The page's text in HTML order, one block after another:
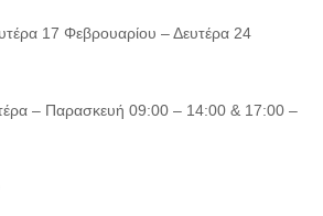
17 Φεβρουαρίου – Δευτέρα 24
– Παρασκευή 09:00 – 14:00 & 17:00 –